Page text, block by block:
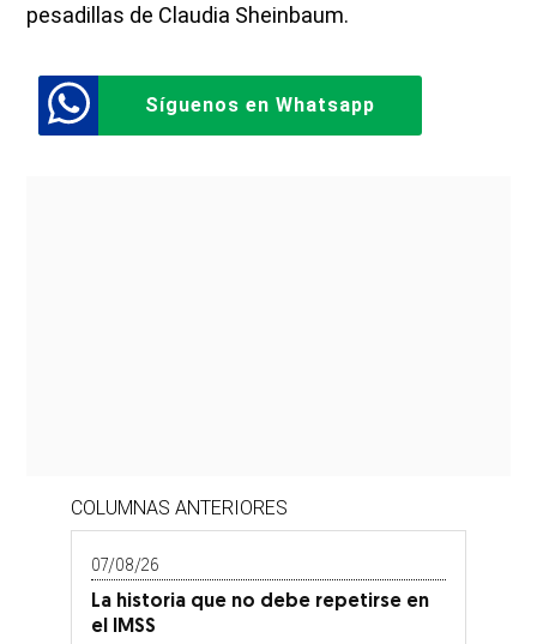
pesadillas de Claudia Sheinbaum.
Síguenos en Whatsapp
COLUMNAS ANTERIORES
07/08/26
La historia que no debe repetirse en
el IMSS